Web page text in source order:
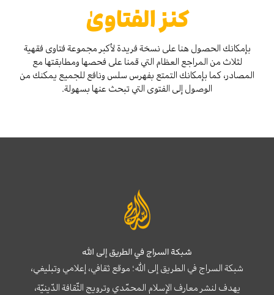
كنز الفتاوىٰ
بإمكانك الحصول هنا على نسخة فريدة لأكبر مجموعة فتاوى فقهية
لثلاث من المراجع العظام التي قمنا على فحصها ومطابقتها مع
المصادر، كما بإمكانك التمتع بفهرس سلس ونافع للجميع يمكنك من
الوصول إلى الفتوى التي تبحث عنها بسهولة.
شبكة السراج في الطريق إلى الله
شبكة السراج في الطريق إلى الله؛ موقع ثقافي، إعلامي وتبليغي،
يهدف لنشر معارف الإسلام المحمّدي وترويج الثّقافة الدّينيّة،